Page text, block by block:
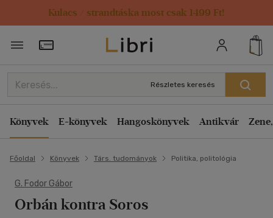
Kulacs / strandtáska most csak 1499 Ft!
Törzsvásárlói Kártya adatai
Részletes keresés
Könyvek E-könyvek Hangoskönyvek Antikvár
Főoldal Könyvek Társ. tudományok Politika, politológia
G. Fodor Gábor
Orbán kontra Soros